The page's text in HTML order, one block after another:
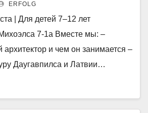
ERFOLG
| Для детей 7–12 лет
7-1а Вместе мы: –
архитектор и чем он занимается –
Даугавпилса и Латвии…